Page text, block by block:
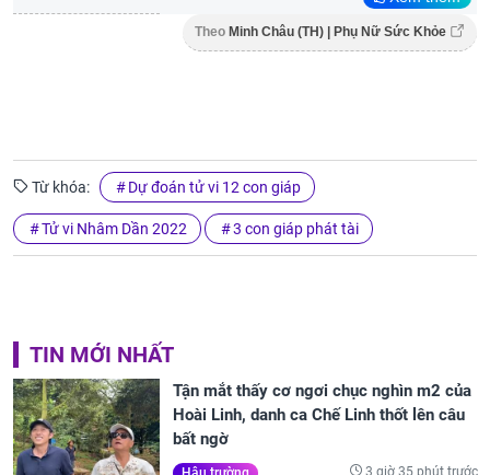
Theo Minh Châu (TH) | Phụ Nữ Sức Khỏe
Từ khóa: Dự đoán tử vi 12 con giáp
Tử vi Nhâm Dần 2022 3 con giáp phát tài
TIN MỚI NHẤT
Tận mắt thấy cơ ngơi chục nghìn m2 của
Hoài Linh, danh ca Chế Linh thốt lên câu
bất ngờ
3 giờ 35 phút trước